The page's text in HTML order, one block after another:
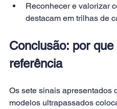
Reconhecer e valorizar
destacam em trilhas de
Conclusão: por
referência
Os sete sinais apresentados
modelos ultrapassados